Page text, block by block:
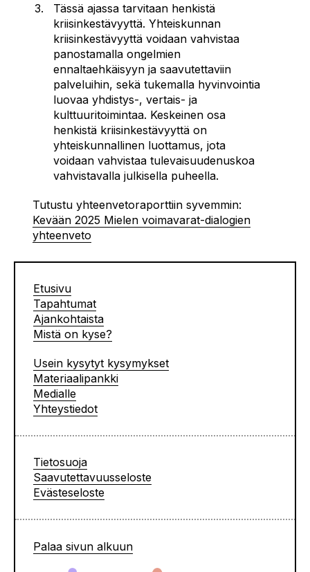
Tässä ajassa tarvitaan henkistä
kriisinkestävyyttä. Yhteiskunnan
kriisinkestävyyttä voidaan vahvistaa
panostamalla ongelmien
ennaltaehkäisyyn ja saavutettaviin
palveluihin, sekä tukemalla hyvinvointia
luovaa yhdistys-, vertais- ja
kulttuuritoimintaa. Keskeinen osa
henkistä kriisinkestävyyttä on
yhteiskunnallinen luottamus, jota
voidaan vahvistaa tulevaisuudenuskoa
vahvistavalla julkisella puheella.
Tutustu yhteenvetoraporttiin syvemmin:
Kevään 2025 Mielen voimavarat-dialogien
yhteenveto
Etusivu
Tapahtumat
Ajankohtaista
Mistä on kyse?
Usein kysytyt kysymykset
Materiaalipankki
Medialle
Yhteystiedot
Tietosuoja
Saavutettavuusseloste
Evästeseloste
Palaa sivun alkuun